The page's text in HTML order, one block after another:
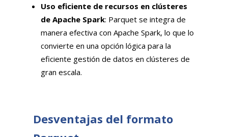
Uso eficiente de recursos en clústeres
de Apache Spark: Parquet se integra de
manera efectiva con Apache Spark, lo que lo
convierte en una opción lógica para la
eficiente gestión de datos en clústeres de
gran escala.
Desventajas del formato